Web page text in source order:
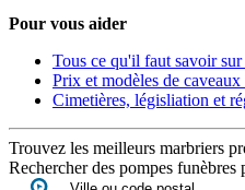
Pour vous aider
Tous ce qu'il faut savoir
Prix et modèles de caveaux
Cimetières, législiation et
Trouvez les meilleurs marbriers
Rechercher des pompes